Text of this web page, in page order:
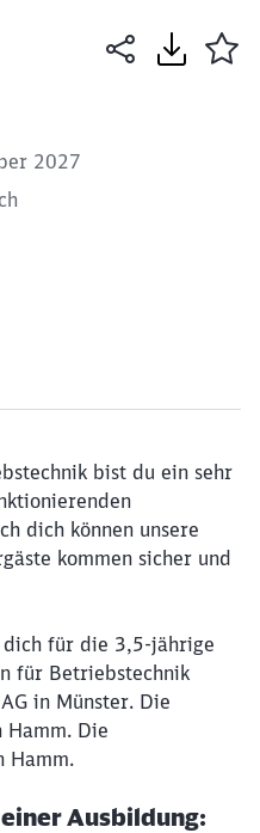
2027
bist du ein sehr
dich können unsere
kommen sicher und
für die 3,5-jährige
für Betriebstechnik
in Münster. Die
Hamm. Die
Hamm.
Ausbildung: